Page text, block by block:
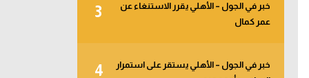
3
خبر في الجول – الأهلي يقرر الاستنغاء عن
عمر كمال
4
خبر في الجول – الأهلي يستقر على استمرار